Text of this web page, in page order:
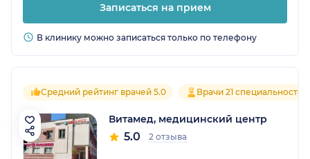
Записаться на прием
В клинику можно записаться только по телефону
Средний рейтинг врачей 5.0 Врачи 21 специальностей
Витамед, медицинский центр
5.0 2 отзыва